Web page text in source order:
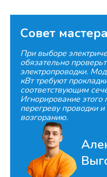
Совет
При выборе
обязательно
электропроводки.
кВт требуют
соответствующим
Игнорирование
перегреву проводки
возгоранию.